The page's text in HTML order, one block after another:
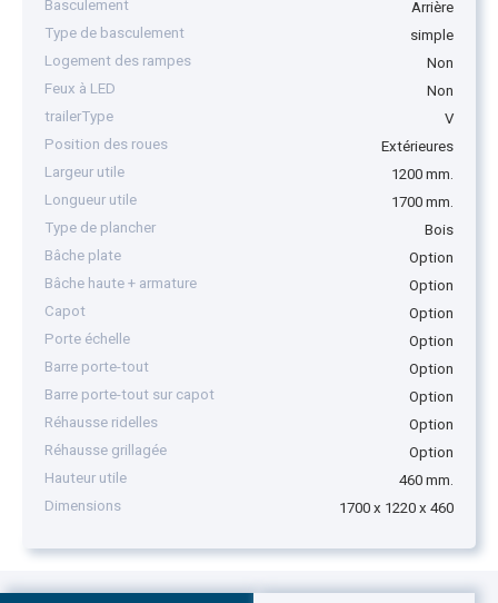
Basculement
Arrière
Type de basculement
simple
Logement des rampes
Non
Feux à LED
Non
trailerType
V
Position des roues
Extérieures
Largeur utile
1200 mm.
Longueur utile
1700 mm.
Type de plancher
Bois
Bâche plate
Option
Bâche haute + armature
Option
Capot
Option
Porte échelle
Option
Barre porte-tout
Option
Barre porte-tout sur capot
Option
Réhausse ridelles
Option
Réhausse grillagée
Option
Hauteur utile
460 mm.
Dimensions
1700 x 1220 x 460